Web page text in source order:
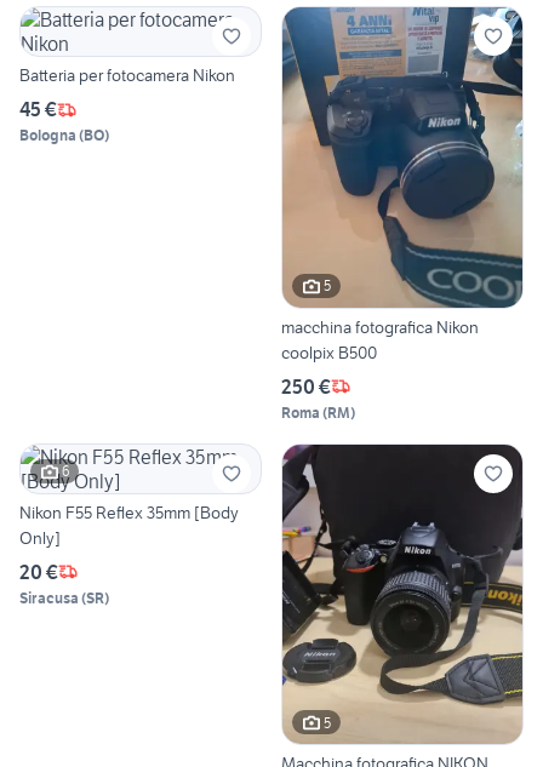
Batteria per fotocamera Nikon
45 €
Bologna (BO)
5
macchina fotografica Nikon
coolpix B500
250 €
Roma (RM)
6
Nikon F55 Reflex 35mm [Body
Only]
20 €
Siracusa (SR)
5